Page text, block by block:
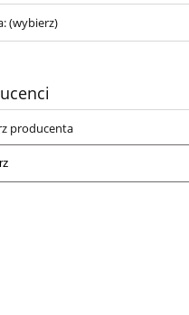
(wybierz)
producenta